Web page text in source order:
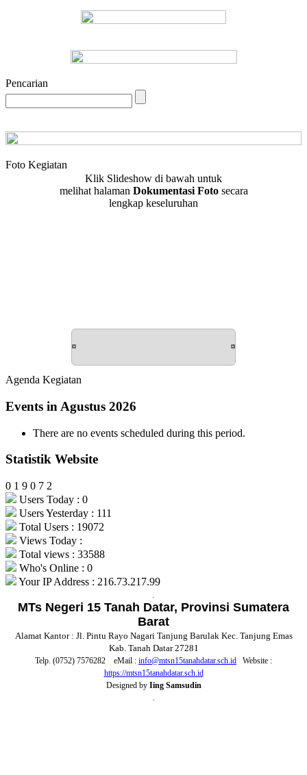
Pencarian
Foto Kegiatan
Klik Slideshow di bawah untuk
melihat halaman Dokumentasi Fotosecara
lengkap keseluruhan
Agenda Kegiatan
Events in Agustus 2026
There are no events scheduled during this period.
Statistik Website
0 1 9 0 7 2
Users Today : 0
Users Yesterday : 111
Total Users : 19072
Views Today :
Total views : 33588
Who's Online : 0
Your IP Address : 216.73.217.99
MTs Negeri 15 Tanah Datar, Provinsi Sumatera
Barat
Alamat Kantor : Jl. Pintu Rayo Nagari Tanjung Barulak Kec. Tanjung Emas
Kab. Tanah Datar 27281
Telp. (0752) 7576282 eMail : info@mtsn15tanahdatar.sch.id
Website :
https://mtsn15tanahdatar.sch.id
Designed by Iing Samsudin